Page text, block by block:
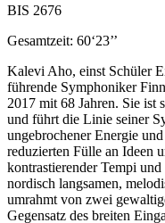
BIS 2676
Gesamtzeit: 60‘23’’
Kalevi Aho, einst Schüler
führende Symphoniker
2017 mit 68 Jahren. Sie ist
und führt die Linie seiner
ungebrochener Energie
reduzierten Fülle an Ideen
kontrastierender Tempi
nordisch langsamen,
umrahmt von zwei
Gegensatz des breiten